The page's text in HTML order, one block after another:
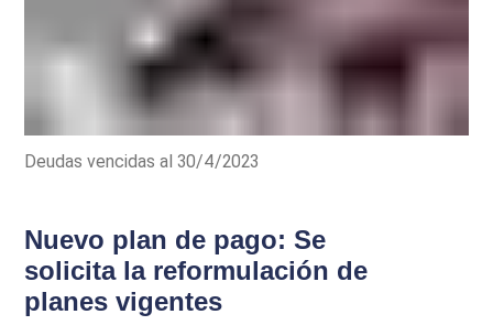
Deudas vencidas al 30/4/2023
Nuevo plan de pago: Se
solicita la reformulación de
planes vigentes